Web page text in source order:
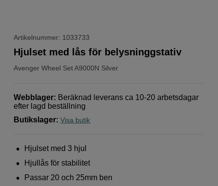
Artikelnummer: 1033733
Avenger Wheel Set A9000N Silver
Hjulset med lås för belysninggstativ
Webblager: Beräknad leverans ca 10-20 arbetsdagar
efter lagd beställning
Butikslager: Visa butik
Hjulset med 3 hjul
Hjullås för stabilitet
Passar 20 och 25mm ben